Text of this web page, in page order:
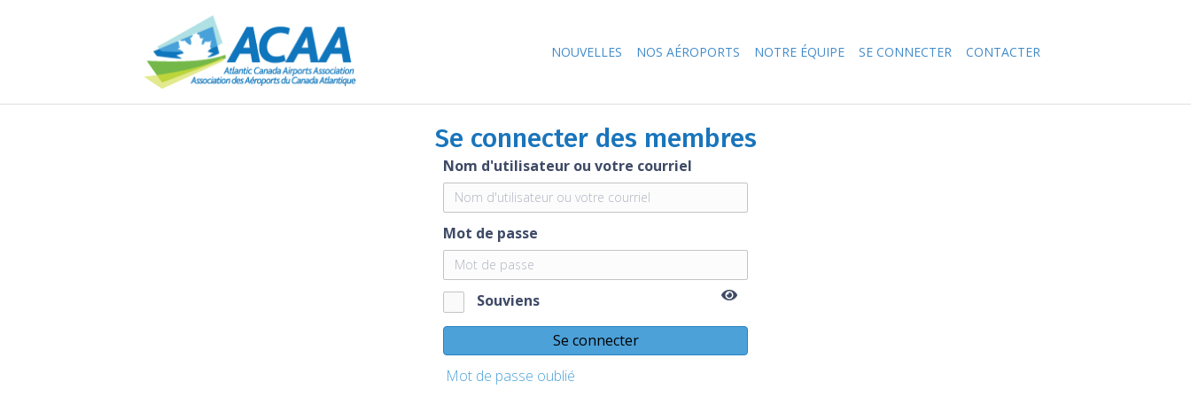
NOUVELLES NOS AÉROPORTS NOTRE ÉQUIPE SE CONNECTER CONTACTER
Se connecter des membres
Nom d'utilisateur ou votre courriel
Mot de passe
Souviens
Se connecter
Mot de passe oublié